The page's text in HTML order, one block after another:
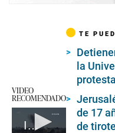
VIDEO
RECOMENDADO
Irán lanza un ataque con drones contra Israel
TE
la
de 17
de